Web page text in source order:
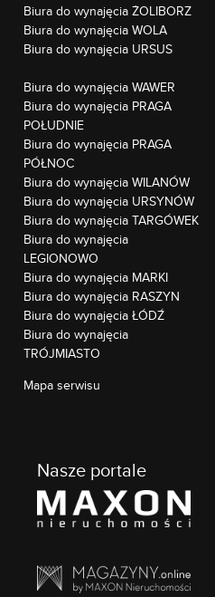
Biura do wynajęcia ŻOLIBORZ
Biura do wynajęcia WOLA
Biura do wynajęcia URSUS
Biura do wynajęcia WAWER
Biura do wynajęcia PRAGA
POŁUDNIE
Biura do wynajęcia PRAGA
PÓŁNOC
Biura do wynajęcia WILANÓW
Biura do wynajęcia URSYNÓW
Biura do wynajęcia TARGÓWEK
Biura do wynajęcia
LEGIONOWO
Biura do wynajęcia MARKI
Biura do wynajęcia RASZYN
Biura do wynajęcia ŁÓDŹ
Biura do wynajęcia
TRÓJMIASTO
Mapa serwisu
Nasze portale